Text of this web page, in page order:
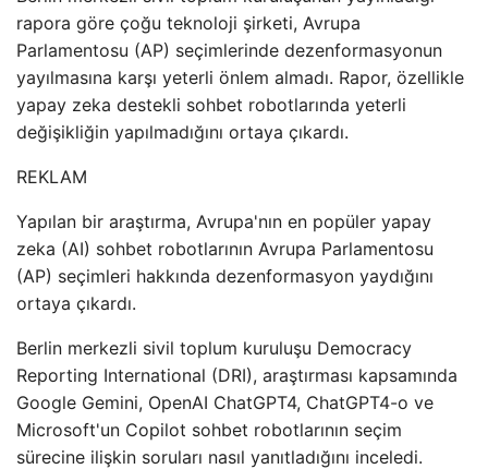
rapora göre çoğu teknoloji şirketi, Avrupa
Parlamentosu (AP) seçimlerinde dezenformasyonun
yayılmasına karşı yeterli önlem almadı. Rapor, özellikle
yapay zeka destekli sohbet robotlarında yeterli
değişikliğin yapılmadığını ortaya çıkardı.
REKLAM
Yapılan bir araştırma, Avrupa'nın en popüler yapay
zeka (AI) sohbet robotlarının Avrupa Parlamentosu
(AP) seçimleri hakkında dezenformasyon yaydığını
ortaya çıkardı.
Berlin merkezli sivil toplum kuruluşu Democracy
Reporting International (DRI), araştırması kapsamında
Google Gemini, OpenAI ChatGPT4, ChatGPT4-o ve
Microsoft'un Copilot sohbet robotlarının seçim
sürecine ilişkin soruları nasıl yanıtladığını inceledi.